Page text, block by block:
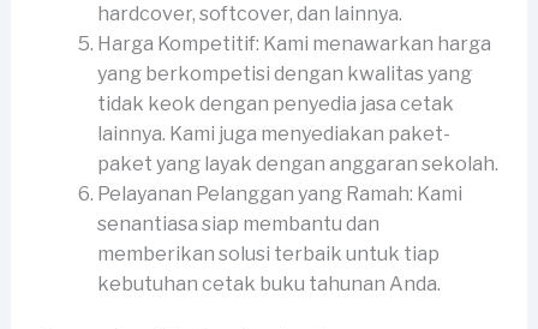
hardcover, softcover, dan lainnya.
Harga Kompetitif: Kami menawarkan harga
yang berkompetisi dengan kwalitas yang
tidak keok dengan penyedia jasa cetak
lainnya. Kami juga menyediakan paket-
paket yang layak dengan anggaran sekolah.
Pelayanan Pelanggan yang Ramah: Kami
senantiasa siap membantu dan
memberikan solusi terbaik untuk tiap
kebutuhan cetak buku tahunan Anda.